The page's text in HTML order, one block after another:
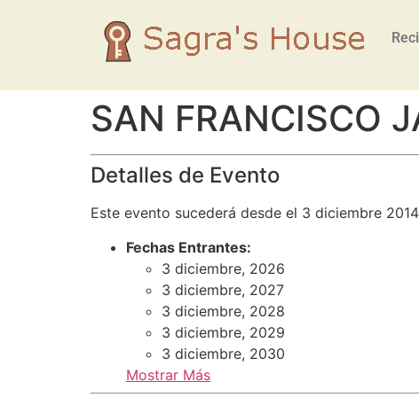
SAN FRANCISCO
Detalles de Evento
Este evento sucederá desde el 3 diciembre
Fechas Entrantes:
3 diciembre, 2026
3 diciembre, 2027
3 diciembre, 2028
3 diciembre, 2029
3 diciembre, 2030
Mostrar Más